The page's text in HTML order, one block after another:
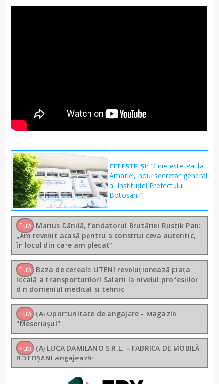
CITEȘTE ȘI: "Cine este Paula
Amariei, noul secretar general
al Instituției Prefectului
Botoșani!"
Pub Marius Dănilă, fondatorul Brutăriei Rustik Pan:
„Am revenit acasă pentru a construi ceva autentic,
în locul din care am plecat”
Pub Baza de cereale LITENI revoluționează piața
locală a transporturilor! Salarii la nivelul profesiilor
din domeniul medical si tehnic
Pub (A) Oportunitate de angajare - Magazin
"Meseriașul"
Pub (A) LUCA DAMILANO S.R.L. – FABRICA DE MOBILĂ
BOTOȘANI angajează: